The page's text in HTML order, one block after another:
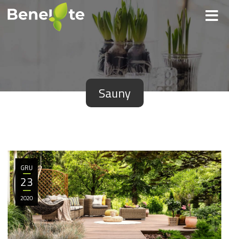
Sauny
GRU
23
2020